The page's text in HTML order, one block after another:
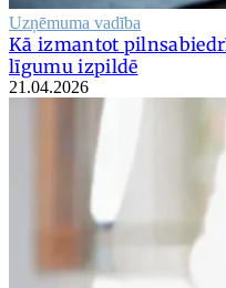
Uzņēmuma vadība
Kā izmantot
līgumu izpildē
21.04.2026